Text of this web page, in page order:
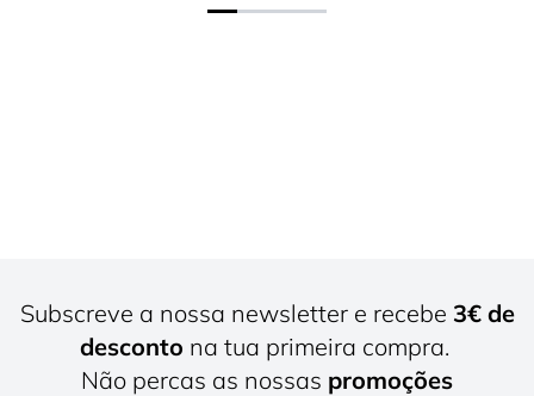
Subscreve a nossa newsletter e recebe 3€ de
desconto na tua primeira compra.
Não percas as nossas promoções